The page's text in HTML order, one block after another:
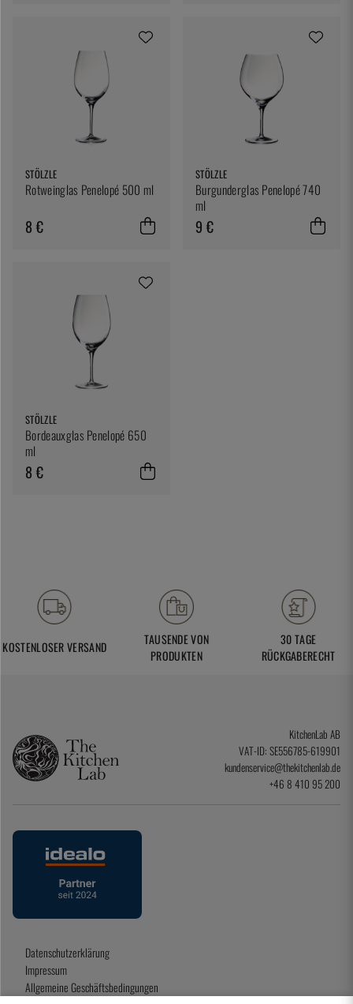
STÖLZLE
Rotweinglas Penelopé 500 ml
8 €
STÖLZLE
Burgunderglas Penelopé 740
ml
9 €
STÖLZLE
Bordeauxglas Penelopé 650
ml
8 €
KOSTENLOSER VERSAND
TAUSENDE VON
PRODUKTEN
30 TAGE
RÜCKGABERECHT
KitchenLab AB
VAT-ID: SE556785-619901
kundenservice@thekitchenlab.de
+46 8 410 95 200
Datenschutzerklärung
Impressum
Allgemeine Geschäftsbedingungen